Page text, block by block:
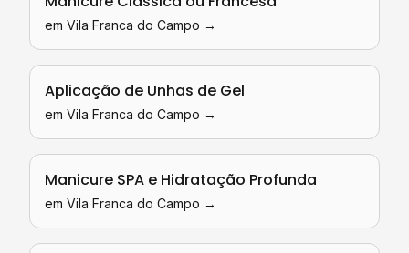
em Vila Franca do Campo →
Aplicação de Unhas de Gel
em Vila Franca do Campo →
Manicure SPA e Hidratação Profunda
em Vila Franca do Campo →